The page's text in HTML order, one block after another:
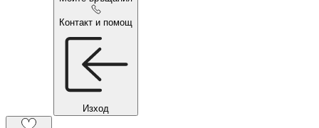
Контакт и помощ
Изход